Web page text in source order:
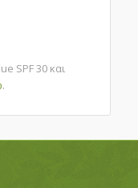
SPF 30 και
.